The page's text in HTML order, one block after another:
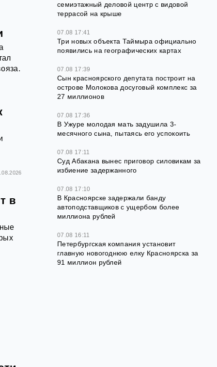
в
семиэтажный деловой центр с видовой
террасой на крыше
07.08 17:41
Три новых объекта Таймыра официально
появились на географических картах
07.08 17:39
Сын красноярского депутата построит на
острове Молокова досуговый комплекс за
27 миллионов
07.08 17:36
В Ужуре молодая мать задушила 3-
месячного сына, пытаясь его успокоить
07.08 17:11
Суд Абакана вынес приговор силовикам за
избиение задержанного
07.08 17:10
В Красноярске задержали банду
автоподставщиков с ущербом более
миллиона рублей
07.08 16:11
Петербургская компания установит
главную новогоднюю елку Красноярска за
91 миллион рублей